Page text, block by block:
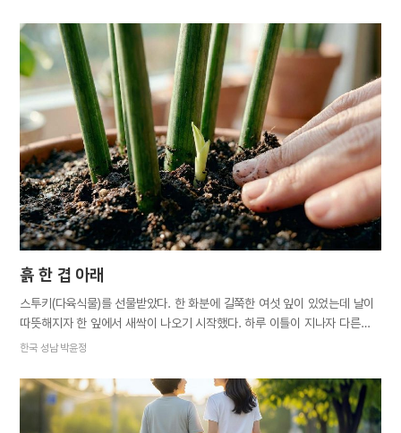
끝나고 객석에서 박수와 환호가 터져 나오자 피아니스트가 충분히 박수를
받을 수 있도록 자신은 뒤에서 자리를 지키고 있었다. 사실 페이지터너는
주목받지 못하는 역할이다. 하지만 피아니스트가 최고의 기량을 발휘하기
위해서 페이지터너는 없어서는 안 될 중요한 존재다. 곡에 대한 해석은 물론
악보도 모두 파악하고 있어야 하고 연주자와의 호흡도 중요하다. 연주자의
속도에 맞춰 악보를 넘기는 타이밍이 연주에 영향을 주면 안 되니까. 역할에
대해 알고 나니 연주자와 눈빛으로 교감하며 악보를 넘기는 모습이 연주자의
멋진 연주만큼이나 오래 기억에 남았다. 복음을 전하며 제가 맡은 일이 보잘
것 없다고 생각한 적이 있었다. 자연히…
흙 한 겹 아래
스투키(다육식물)를 선물받았다. 한 화분에 길쭉한 여섯 잎이 있었는데 날이
따뜻해지자 한 잎에서 새싹이 나오기 시작했다. 하루 이틀이 지나자 다른
잎에서도 새싹들이 나왔다. 너무 기특해서 칭찬해 주고 더 관심을 주었다.
보기로 했지만 괜히 마음이 조급해지고 신경이 쓰였다. 하룻밤이 지나고
‘언제 새싹이 나오지?’, 자고 일어나서 ‘오늘은 나오려나?’, 또 다음날에
‘나오긴 하려나?’ 생각하는 게 일상이 됐다. 나중에는 ‘새싹이 나오지 않을
한국 성남 박윤정